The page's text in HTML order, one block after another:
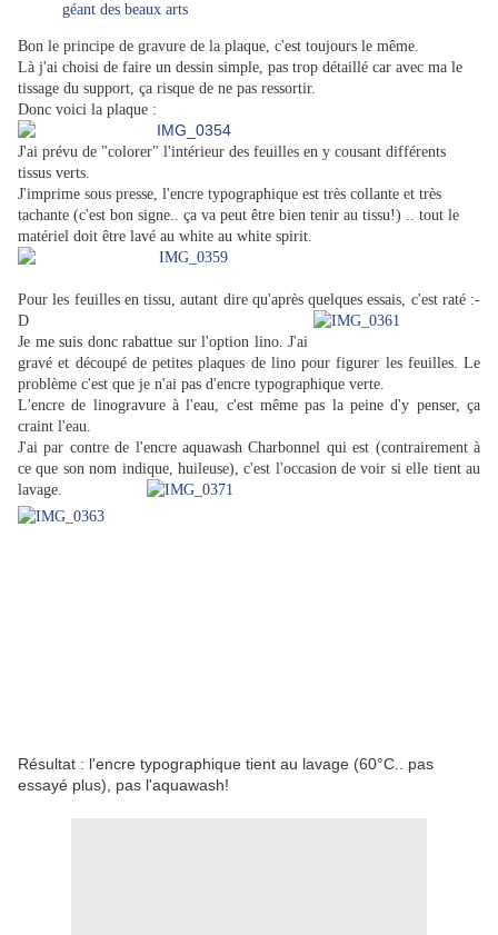
géant des beaux arts
Bon le principe de gravure de la plaque, c'est toujours le même.
Là j'ai choisi de faire un dessin simple, pas trop détaillé car avec ma le
tissage du support, ça risque de ne pas ressortir.
Donc voici la plaque :
J'ai prévu de "colorer" l'intérieur des feuilles en y cousant différents
tissus verts.
J'imprime sous presse, l'encre typographique est très collante et très
tachante (c'est bon signe.. ça va peut être bien tenir au tissu!) .. tout le
matériel doit être lavé au white au white spirit.
Pour les feuilles en tissu, autant dire qu'après quelques essais, c'est raté :-
D
Je me suis donc rabattue sur l'option lino. J'ai
gravé et découpé de petites plaques de lino pour figurer les feuilles. Le
problème c'est que je n'ai pas d'encre typographique verte.
L'encre de linogravure à l'eau, c'est même pas la peine d'y penser, ça
craint l'eau.
J'ai par contre de l'encre aquawash Charbonnel qui est (contrairement à
ce que son nom indique, huileuse), c'est l'occasion de voir si elle tient au
lavage.
Résultat : l'encre typographique tient au lavage (60°C.. pas
essayé plus), pas l'aquawash!